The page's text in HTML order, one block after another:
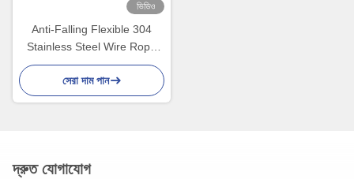
ভিডিও
Anti-Falling Flexible 304
Stainless Steel Wire Rope
Mesh for Security Protection
Fence (সিকিউরিটি প্রোটেকশন ফেন্সের
জন্য অ্যান্টি-ফালিং ফ্লেক্সিবল ৩০৪
সেরা দাম পান
দ্রুত যোগাযোগ